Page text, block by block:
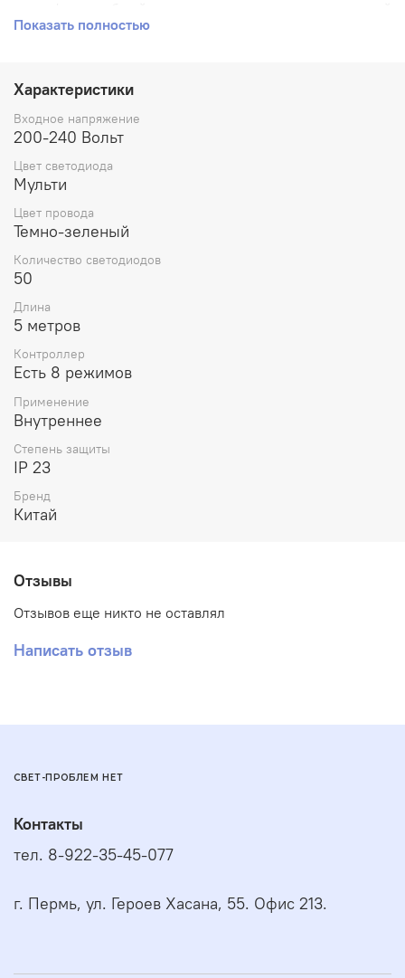
контроллер, который позволяет управлять 8 режимами
длиной, цветом и количеством светодиодов. Гирлянда
является универсальной и может быть использована
практически в любом декоре. Самое удачное
использование — в качестве елочного украшения, также
витрин, окон, элементов интерьера и разнообразных
экспозиций.
Показать полностью
Характеристики
Входное напряжение
200-240 Вольт
Цвет светодиода
Мульти
Цвет провода
Темно-зеленый
Количество светодиодов
50
Длина
5 метров
Контроллер
Есть 8 режимов
Применение
Внутреннее
Степень защиты
IP 23
Бренд
Китай
Отзывы
Отзывов еще никто не оставлял
Написать отзыв
СВЕТ-ПРОБЛЕМ НЕТ
Контакты
тел. 8-922-35-45-077
г. Пермь, ул. Героев Хасана, 55. Офис 213.